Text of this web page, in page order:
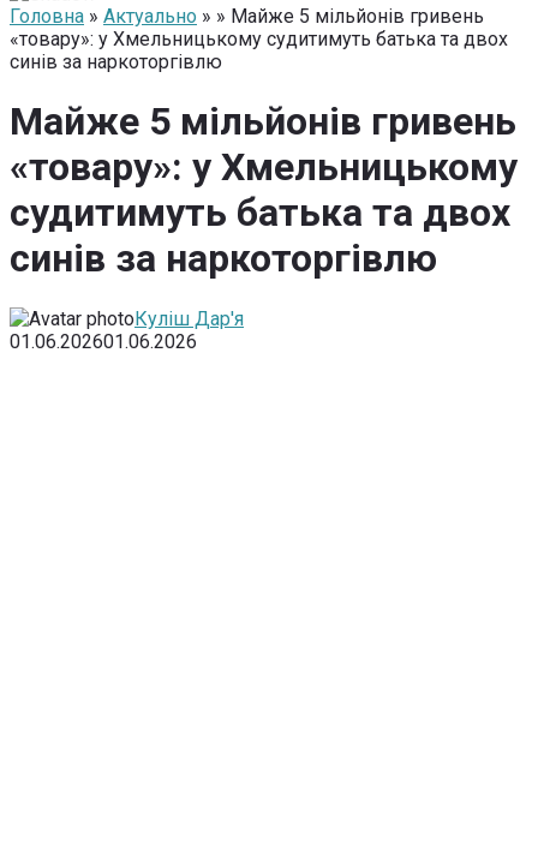
Головна » Актуально » » Майже 5 мільйонів гривень
«товару»: у Хмельницькому судитимуть батька та двох
синів за наркоторгівлю
Майже 5 мільйонів гривень
«товару»: у Хмельницькому
судитимуть батька та двох
синів за наркоторгівлю
Куліш Дар'я
01.06.202601.06.2026